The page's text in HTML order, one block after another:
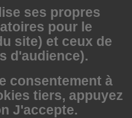
ses propres
pour le
site) et ceux de
d'audience).
consentement à
tiers, appuyez
J'accepte.